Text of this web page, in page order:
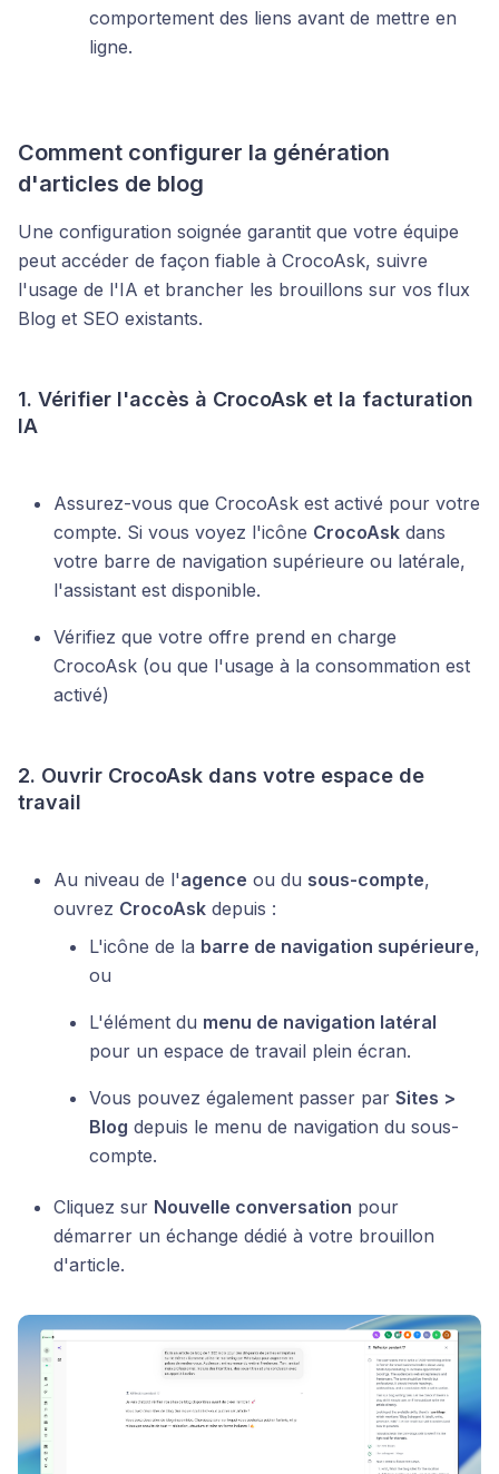
comportement des liens avant de mettre en
ligne.
Comment configurer la génération
d'articles de blog
Une configuration soignée garantit que votre équipe
peut accéder de façon fiable à CrocoAsk, suivre
l'usage de l'IA et brancher les brouillons sur vos flux
Blog et SEO existants.
1. Vérifier l'accès à CrocoAsk et la facturation
IA
Assurez-vous que CrocoAsk est activé pour votre
compte. Si vous voyez l'icône CrocoAsk dans
votre barre de navigation supérieure ou latérale,
l'assistant est disponible.
Vérifiez que votre offre prend en charge
CrocoAsk (ou que l'usage à la consommation est
activé)
2. Ouvrir CrocoAsk dans votre espace de
travail
Au niveau de l'agence ou du sous-compte,
ouvrez CrocoAsk depuis :
L'icône de la barre de navigation supérieure,
ou
L'élément du menu de navigation latéral
pour un espace de travail plein écran.
Vous pouvez également passer par Sites >
Blog depuis le menu de navigation du sous-
compte.
Cliquez sur Nouvelle conversation pour
démarrer un échange dédié à votre brouillon
d'article.